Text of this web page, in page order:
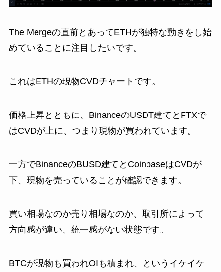
The Mergeの直前とあってETHが独特な動きをし始
めていることに注目したいです。
これはETHの現物CVDチャートです。
価格上昇とともに、BinanceのUSDT建てとFTXで
はCVDが上に、つまり現物が買われています。
一方でBinanceのBUSD建てとCoinbaseはCVDが
下、現物を売っていることが確認できます。
買い相場なのか売り相場なのか、取引所によって
方向感が違い、統一感がない状態です。
BTCが現物も買われOIも積まれ、というイケイケ